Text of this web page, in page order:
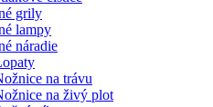
grily
lampy
náradie
na trávu
na živý plot